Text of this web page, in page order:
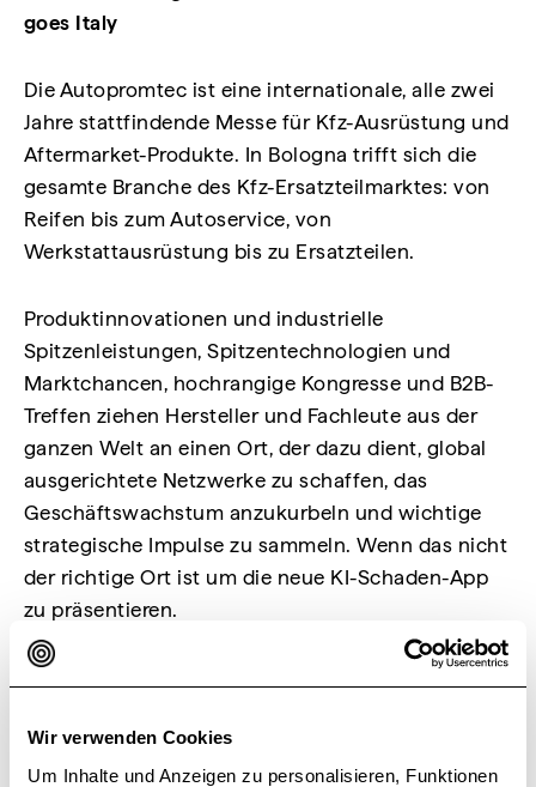
Wir verwenden Cookies
Um Inhalte und Anzeigen zu personalisieren, Funktionen
goes Italy
Die Autopromtec ist eine internationale, alle zwei
Jahre stattfindende Messe für Kfz-Ausrüstung und
Aftermarket-Produkte. In Bologna trifft sich die
gesamte Branche des Kfz-Ersatzteilmarktes: von
Reifen bis zum Autoservice, von
Werkstattausrüstung bis zu Ersatzteilen.
Produktinnovationen und industrielle
Spitzenleistungen, Spitzentechnologien und
Marktchancen, hochrangige Kongresse und B2B-
Treffen ziehen Hersteller und Fachleute aus der
ganzen Welt an einen Ort, der dazu dient, global
ausgerichtete Netzwerke zu schaffen, das
Geschäftswachstum anzukurbeln und wichtige
strategische Impulse zu sammeln. Wenn das nicht
der richtige Ort ist um die neue KI-Schaden-App
zu präsentieren.
autopromotec.com